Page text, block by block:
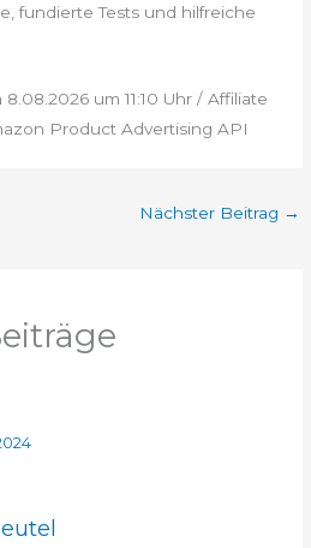
fundierte Tests und hilfreiche
um 11:10 Uhr / Affiliate
Product Advertising API
Nächster Beitrag →